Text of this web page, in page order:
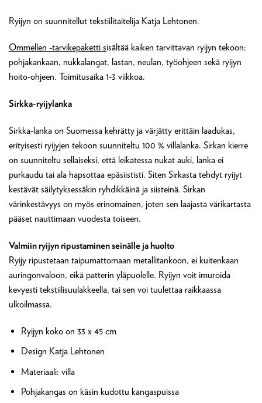
Ryijyn on suunnitellut tekstiilitaitelija Katja Lehtonen.
Ommellen -tarvikepaketti sisältää kaiken tarvittavan ryijyn tekoon:
pohjakankaan, nukkalangat, lastan, neulan, työohjeen sekä ryijyn
hoito-ohjeen. Toimitusaika 1-3 viikkoa.
Sirkka-ryijylanka
Sirkka-lanka on Suomessa kehrätty ja värjätty erittäin laadukas,
erityisesti ryijyjen tekoon suunniteltu 100 % villalanka. Sirkan kierre
on suunniteltu sellaiseksi, että leikatessa nukat auki, lanka ei
purkaudu tai ala hapsottaa epäsiististi. Siten Sirkasta tehdyt ryijyt
kestävät säilytyksessäkin ryhdikkäinä ja siisteinä. Sirkan
värinkestävyys on myös erinomainen, joten sen laajasta värikartasta
pääset nauttimaan vuodesta toiseen.
Valmiin ryijyn ripustaminen seinälle ja huolto
Ryijy ripustetaan taipumattomaan metallitankoon, ei kuitenkaan
auringonvaloon, eikä patterin yläpuolelle. Ryijyn voit imuroida
kevyesti tekstiilisuulakkeella, tai sen voi tuulettaa raikkaassa
ulkoilmassa.
Ryijyn koko on 33 x 45 cm
Design Katja Lehtonen
Materiaali: villa
Pohjakangas on käsin kudottu kangaspuissa